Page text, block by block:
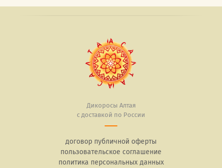
Дикоросы Алтая
с доставкой по России
договор публичной оферты
пользовательское соглашение
политика персональных данных